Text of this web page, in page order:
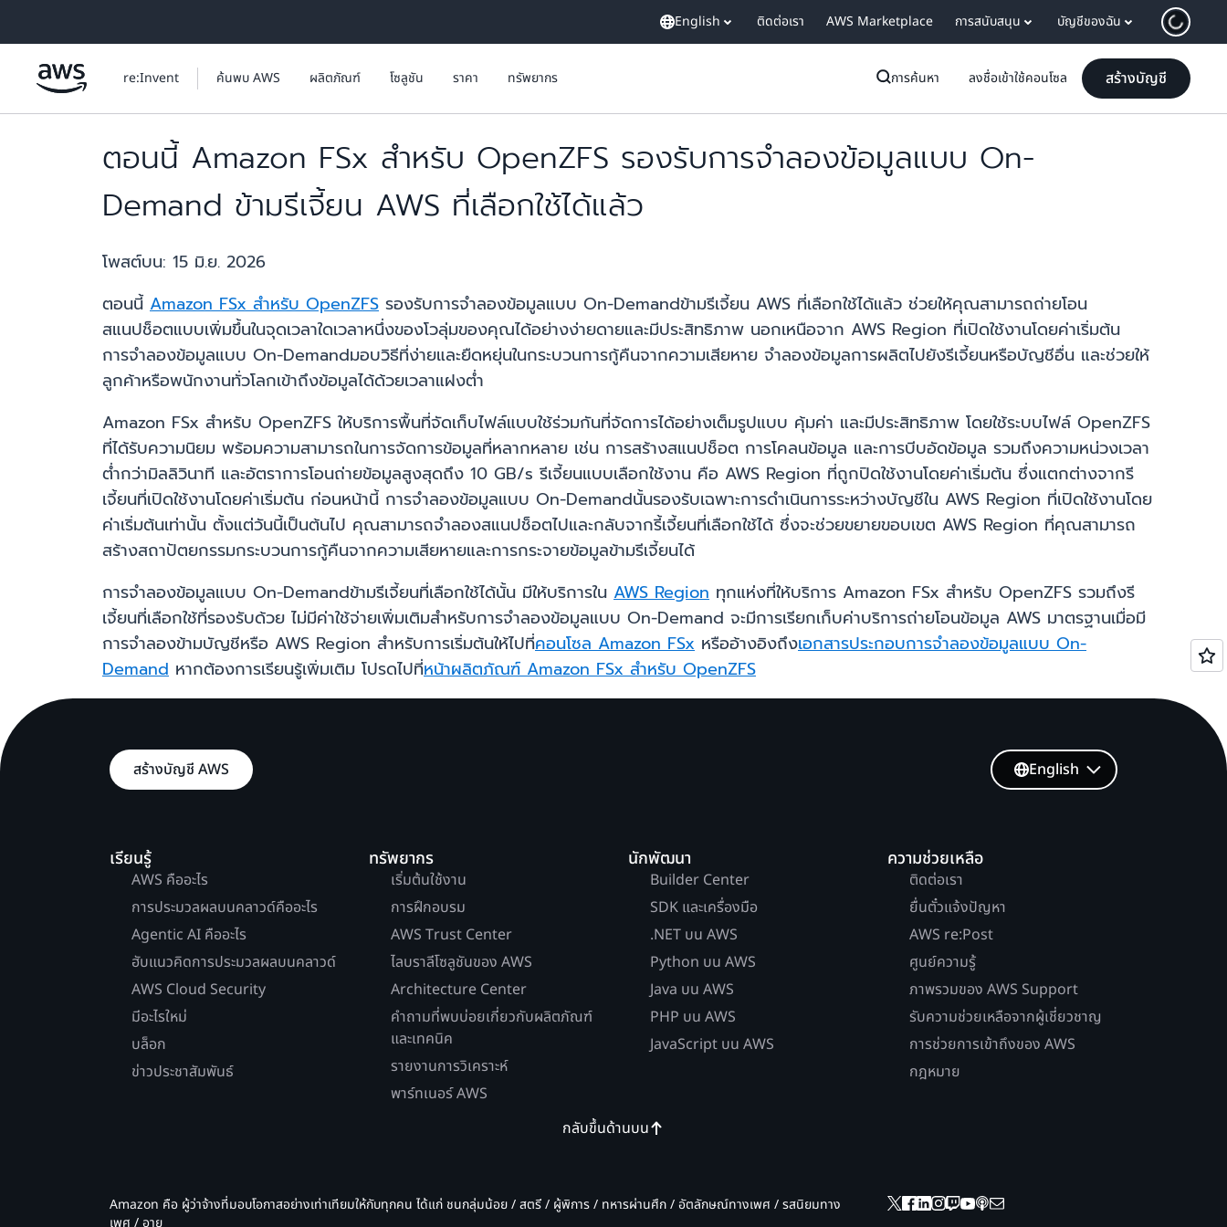
English ติดต่อเรา AWS Marketplace การสนับสนุน บัญชีของฉัน
re:Invent ค้นพบ AWS ผลิตภัณฑ์ โซลูชัน ราคา ทรัพยากร การค้นหา ลงชื่อเข้าใช้คอนโซล สร้างบัญชี
ตอนนี้ Amazon FSx สำหรับ OpenZFS รองรับการจำลองข้อมูลแบบ On-
Demand ข้ามรีเจี้ยน AWS ที่เลือกใช้ได้แล้ว
โพสต์บน: 15 มิ.ย. 2026
ตอนนี้ Amazon FSx สำหรับ OpenZFS รองรับการจำลองข้อมูลแบบ On-Demandข้ามรีเจี้ยน AWS ที่เลือกใช้ได้แล้ว ช่วยให้คุณสามารถถ่ายโอน
สแนปช็อตแบบเพิ่มขึ้นในจุดเวลาใดเวลาหนึ่งของโวลุ่มของคุณได้อย่างง่ายดายและมีประสิทธิภาพ นอกเหนือจาก AWS Region ที่เปิดใช้งานโดยค่าเริ่มต้น
การจำลองข้อมูลแบบ On-Demandมอบวิธีที่ง่ายและยืดหยุ่นในกระบวนการกู้คืนจากความเสียหาย จำลองข้อมูลการผลิตไปยังรีเจี้ยนหรือบัญชีอื่น และช่วยให้
ลูกค้าหรือพนักงานทั่วโลกเข้าถึงข้อมูลได้ด้วยเวลาแฝงต่ำ
Amazon FSx สำหรับ OpenZFS ให้บริการพื้นที่จัดเก็บไฟล์แบบใช้ร่วมกันที่จัดการได้อย่างเต็มรูปแบบ คุ้มค่า และมีประสิทธิภาพ โดยใช้ระบบไฟล์ OpenZFS
ที่ได้รับความนิยม พร้อมความสามารถในการจัดการข้อมูลที่หลากหลาย เช่น การสร้างสแนปช็อต การโคลนข้อมูล และการบีบอัดข้อมูล รวมถึงความหน่วงเวลา
ต่ำกว่ามิลลิวินาที และอัตราการโอนถ่ายข้อมูลสูงสุดถึง 10 GB/s รีเจี้ยนแบบเลือกใช้งาน คือ AWS Region ที่ถูกปิดใช้งานโดยค่าเริ่มต้น ซึ่งแตกต่างจากรี
เจี้ยนที่เปิดใช้งานโดยค่าเริ่มต้น ก่อนหน้านี้ การจำลองข้อมูลแบบ On-Demandนั้นรองรับเฉพาะการดำเนินการระหว่างบัญชีใน AWS Region ที่เปิดใช้งานโดย
ค่าเริ่มต้นเท่านั้น ตั้งแต่วันนี้เป็นต้นไป คุณสามารถจำลองสแนปช็อตไปและกลับจากรี้เจี้ยนที่เลือกใช้ได้ ซึ่งจะช่วยขยายขอบเขต AWS Region ที่คุณสามารถ
สร้างสถาปัตยกรรมกระบวนการกู้คืนจากความเสียหายและการกระจายข้อมูลข้ามรีเจี้ยนได้
การจำลองข้อมูลแบบ On-Demandข้ามรีเจี้ยนที่เลือกใช้ได้นั้น มีให้บริการใน AWS Region ทุกแห่งที่ให้บริการ Amazon FSx สำหรับ OpenZFS รวมถึงรี
เจี้ยนที่เลือกใช้ที่รองรับด้วย ไม่มีค่าใช้จ่ายเพิ่มเติมสำหรับการจำลองข้อมูลแบบ On-Demand จะมีการเรียกเก็บค่าบริการถ่ายโอนข้อมูล AWS มาตรฐานเมื่อมี
การจำลองข้ามบัญชีหรือ AWS Region สำหรับการเริ่มต้นให้ไปที่คอนโซล Amazon FSx หรืออ้างอิงถึงเอกสารประกอบการจำลองข้อมูลแบบ On-
Demand หากต้องการเรียนรู้เพิ่มเติม โปรดไปที่หน้าผลิตภัณฑ์ Amazon FSx สำหรับ OpenZFS
สร้างบัญชี AWS
เรียนรู้
AWS คืออะไร
การประมวลผลบนคลาวด์คืออะไร
Agentic AI คืออะไร
ฮับแนวคิดการประมวลผลบนคลาวด์
AWS Cloud Security
มีอะไรใหม่
บล็อก
ข่าวประชาสัมพันธ์
ทรัพยากร
เริ่มต้นใช้งาน
การฝึกอบรม
AWS Trust Center
ไลบราลีโซลูชันของ AWS
Architecture Center
คำถามที่พบบ่อยเกี่ยวกับผลิตภัณฑ์
และเทคนิค
รายงานการวิเคราะห์
พาร์ทเนอร์ AWS
นักพัฒนา
Builder Center
SDK และเครื่องมือ
.NET บน AWS
Python บน AWS
Java บน AWS
PHP บน AWS
JavaScript บน AWS
ความช่วยเหลือ
ติดต่อเรา
ยื่นตั๋วแจ้งปัญหา
AWS re:Post
ศูนย์ความรู้
ภาพรวมของ AWS Support
รับความช่วยเหลือจากผู้เชี่ยวชาญ
การช่วยการเข้าถึงของ AWS
กฎหมาย
English
กลับขึ้นด้านบน
Amazon คือ ผู้ว่าจ้างที่มอบโอกาสอย่างเท่าเทียมให้กับทุกคน ได้แก่ ชนกลุ่มน้อย / สตรี / ผู้พิการ / ทหารผ่านศึก / อัตลักษณ์ทางเพศ / รสนิยมทาง
เพศ / อายุ